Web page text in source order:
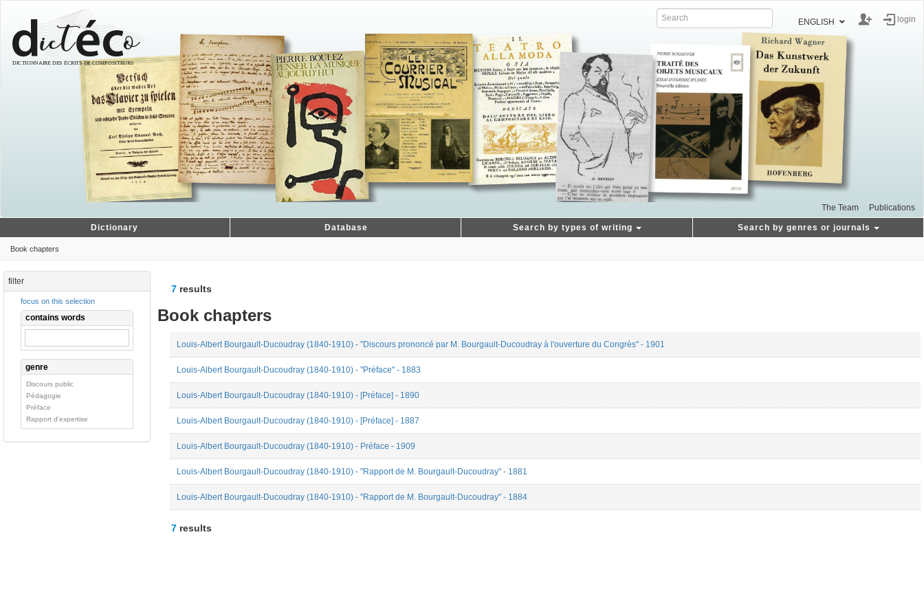
ENGLISH login
The Team Publications
Dictionary Database Search by types of writing Search by genres or journals
Book chapters
filter
focus on this selection
contains words
genre
Discours public
Pédagogie
Préface
Rapport d'expertise
7 results
Book chapters
Louis-Albert Bourgault-Ducoudray (1840-1910) - "Discours prononcé par M. Bourgault-Ducoudray à l'ouverture du Congrès" - 1901
Louis-Albert Bourgault-Ducoudray (1840-1910) - "Préface" - 1883
Louis-Albert Bourgault-Ducoudray (1840-1910) - [Préface] - 1890
Louis-Albert Bourgault-Ducoudray (1840-1910) - [Préface] - 1887
Louis-Albert Bourgault-Ducoudray (1840-1910) - Préface - 1909
Louis-Albert Bourgault-Ducoudray (1840-1910) - "Rapport de M. Bourgault-Ducoudray" - 1881
Louis-Albert Bourgault-Ducoudray (1840-1910) - "Rapport de M. Bourgault-Ducoudray" - 1884
7 results